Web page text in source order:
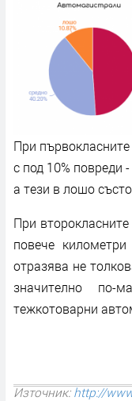
При
с под 10% повреди
а тези в лошо
При
повече
отразява не
значително по-
тежкотоварни
Източник:http://